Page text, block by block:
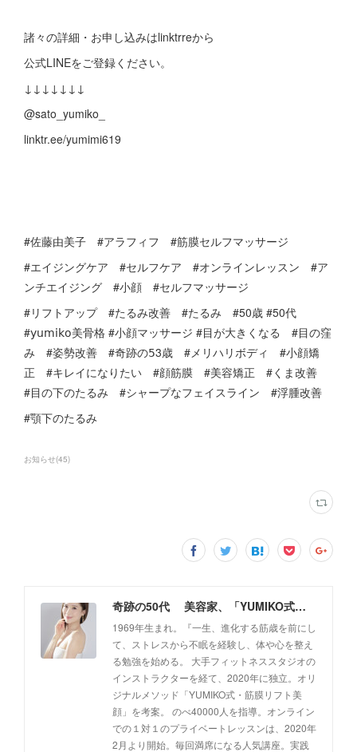
諸々の詳細・お申し込みはlinktrreから
公式LINEをご登録ください。
↓↓↓↓↓↓↓
@sato_yumiko_
linktr.ee/yumimi619
#佐藤由美子 #アラフィフ #筋膜セルフマッサージ
#エイジングケア #セルフケア #オンラインレッスン #ア
ンチエイジング #小顔 #セルフマッサージ
#リフトアップ #たるみ改善 #たるみ #50歳 #50代
#𝗒𝗎𝗆𝗂𝗄𝗈美骨格 #小顔マッサージ #目が大きくなる #目の窪
み #姿勢改善 #奇跡の𝟧3歳 #メリハリボディ #小顔矯
正 #キレイになりたい #顔筋膜 #美容矯正 #くま改善
#目の下のたるみ #シャープなフェイスライン #浮腫改善
#顎下のたるみ
お知らせ(45)
奇跡の50代 美容家、「YUMIKO式・筋膜リフト美顔」創設者 佐藤由美子 公式ホームページ
1969年生まれ。『一生、進化する筋歳を前にし
て、ストレスから不眠を経験し、体や心を整え
る勉強を始める。 大手フィットネススタジオの
インストラクターを経て、2020年に独立。オリ
ジナルメソッド「YUMIKO式・筋膜リフト美
顔」を考案。 のべ40000人を指導。オンライン
での１対１のプライベートレッスンは、2020年
2月より開始。毎回満席になる人気講座。実践